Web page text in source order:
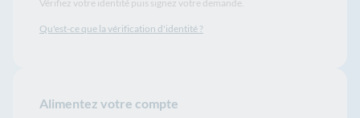
Vérifiez votre identité puis signez votre demande.
Qu'est-ce que la vérification d'identité ?
Alimentez votre compte